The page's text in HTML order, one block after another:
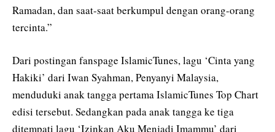
Ramadan, dan saat-saat berkumpul dengan orang-orang
tercinta.”
Dari postingan fanspage IslamicTunes, lagu ‘Cinta yang
Hakiki’ dari Iwan Syahman, Penyanyi Malaysia,
menduduki anak tangga pertama IslamicTunes Top Chart
edisi tersebut. Sedangkan pada anak tangga ke tiga
ditempati lagu ‘Izinkan Aku Menjadi Imammu’ dari